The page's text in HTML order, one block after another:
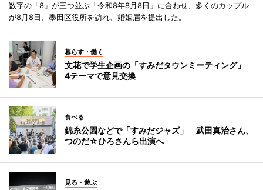
数字の「8」が三つ並ぶ「令和8年8月8日」に合わせ、多くのカップル
が8月8日、墨田区役所を訪れ、婚姻届を提出した。
暮らす・働く
文花で学生企画の「すみだタウンミーティング」
4テーマで意見交換
食べる
錦糸公園などで「すみだジャズ」 武田真治さん、
つのだ☆ひろさんら出演へ
見る・遊ぶ